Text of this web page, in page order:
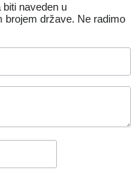
naveden u
brojem države. Ne radimo